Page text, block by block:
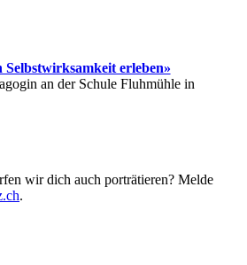
Selbstwirksamkeit erleben»
an der Schule Fluhmühle in
wir dich auch porträtieren? Melde
.